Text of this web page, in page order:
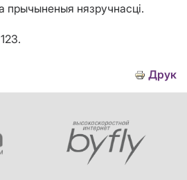
прычыненыя нязручнасці.
Друк